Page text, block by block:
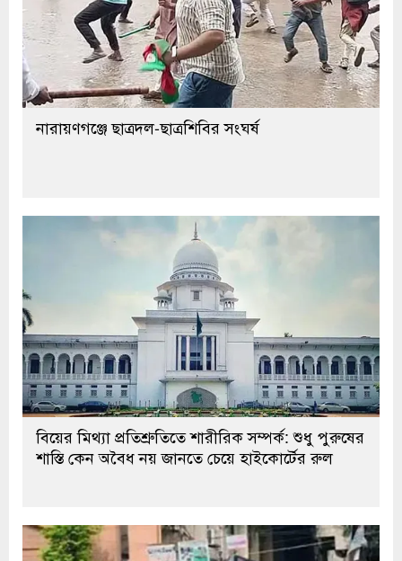
নারায়ণগঞ্জে ছাত্রদল-ছাত্রশিবির সংঘর্ষ
বিয়ের মিথ্যা প্রতিশ্রুতিতে শারীরিক সম্পর্ক: শুধু পুরুষের
শাস্তি কেন অবৈধ নয় জানতে চেয়ে হাইকোর্টের রুল